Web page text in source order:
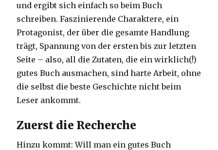
und ergibt sich einfach so beim Buch
schreiben. Faszinierende Charaktere, ein
Protagonist, der über die gesamte Handlung
trägt, Spannung von der ersten bis zur letzten
Seite – also, all die Zutaten, die ein wirklich(!)
gutes Buch ausmachen, sind harte Arbeit, ohne
die selbst die beste Geschichte nicht beim
Leser ankommt.
Zuerst die Recherche
Hinzu kommt: Will man ein gutes Buch